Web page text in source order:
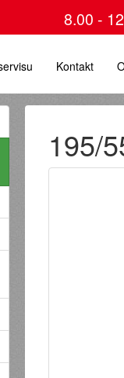
8.00 -
Kontakt
195/